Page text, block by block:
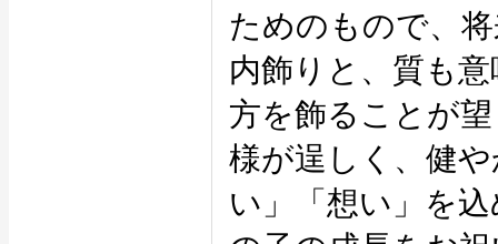
ためのもので、
内飾りと、質も
方を飾ることが
様が逞しく、健
い」「想い」を